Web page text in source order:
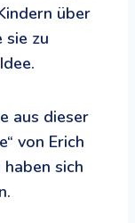
über
sie zu
aus dieser
von Erich
sich